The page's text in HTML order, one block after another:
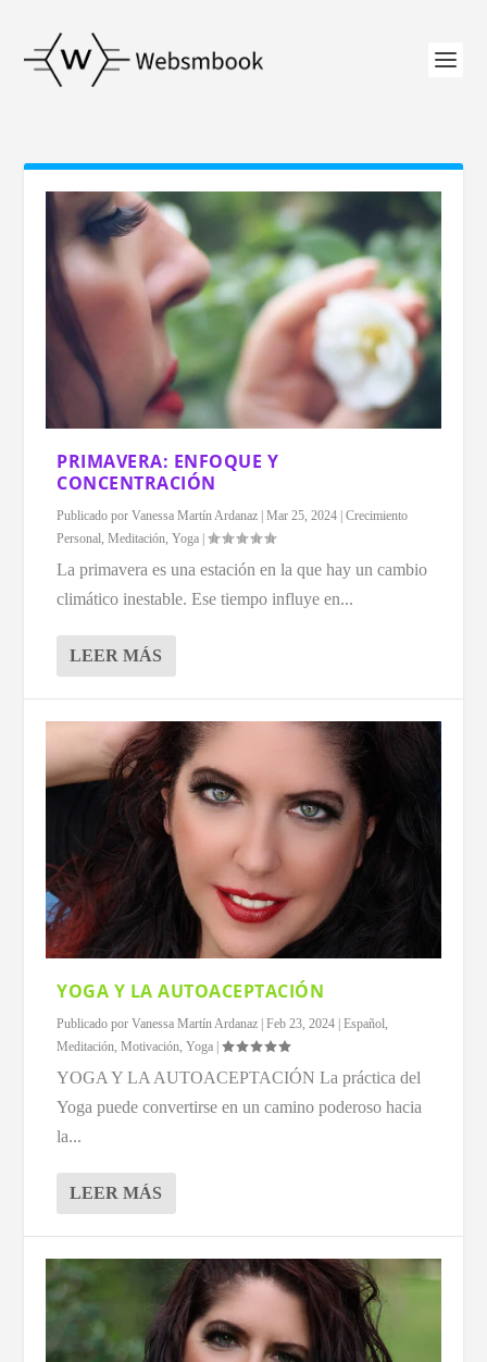
PRIMAVERA: ENFOQUE Y
CONCENTRACIÓN
Publicado porVanessa Martín Ardanaz |Mar 25, 2024 |Crecimiento
Personal ,Meditación ,Yoga |
La primavera es una estación en la que hay un cambio
climático inestable. Ese tiempo influye en...
LEER MÁS
YOGA Y LA AUTOACEPTACIÓN
Publicado porVanessa Martín Ardanaz |Feb 23, 2024 |Español
Meditación ,Motivación ,Yoga |
YOGA Y LA AUTOACEPTACIÓN La práctica del
Yoga puede convertirse en un camino poderoso hacia
la...
LEER MÁS